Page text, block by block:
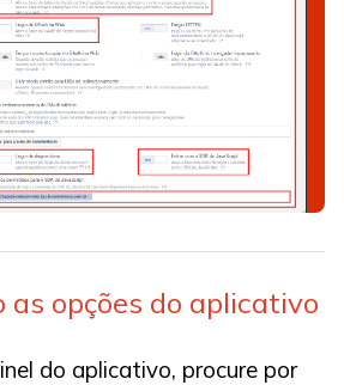
as opções do aplicativo
do aplicativo, procure por